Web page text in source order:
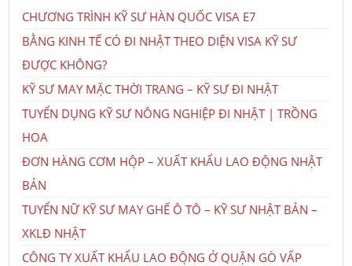
CHƯƠNG TRÌNH KỸ SƯ HÀN QUỐC VISA E7
BẰNG KINH TẾ CÓ ĐI NHẬT THEO DIỆN VISA KỸ SƯ
ĐƯỢC KHÔNG?
KỸ SƯ MAY MẶC THỜI TRANG – KỸ SƯ ĐI NHẬT
TUYỂN DỤNG KỸ SƯ NÔNG NGHIỆP ĐI NHẬT | TRỒNG
HOA
ĐƠN HÀNG CƠM HỘP – XUẤT KHẨU LAO ĐỘNG NHẬT
BẢN
TUYỂN NỮ KỸ SƯ MAY GHẾ Ô TÔ – KỸ SƯ NHẬT BẢN –
XKLĐ NHẬT
CÔNG TY XUẤT KHẨU LAO ĐỘNG Ở QUẬN GÒ VẤP